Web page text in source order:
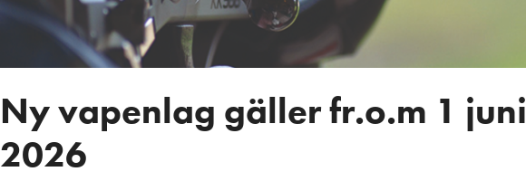
Ny vapenlag gäller fr.o.m 1 juni
2026